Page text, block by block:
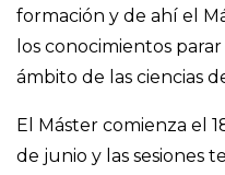
formación y de ahí el
los conocimientos
ámbito de las ciencias
El Máster comienza el
de junio y las sesiones